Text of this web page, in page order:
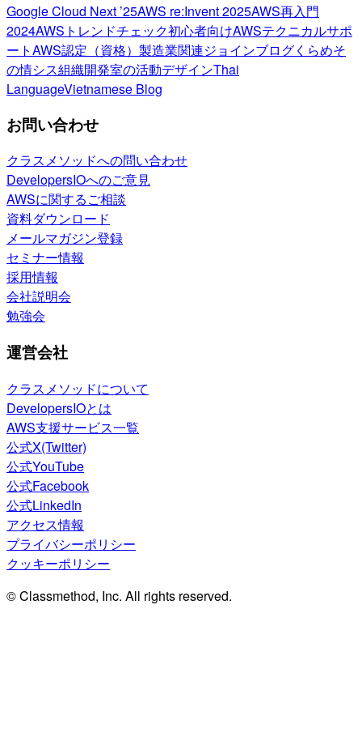
Google Cloud Next ’25AWS re:Invent 2025AWS再入門
2024AWSトレンドチェック初心者向けAWSテクニカルサポ
ートAWS認定（資格） 製造業関連ジョインブログくらめそ
の情シス組織開発室の活動デザインThai
LanguageVietnamese Blog
お問い合わせ
クラスメソッドへの問い合わせ
DevelopersIOへのご意見
AWSに関するご相談
資料ダウンロード
メールマガジン登録
セミナー情報
採用情報
会社説明会
勉強会
運営会社
クラスメソッドについて
DevelopersIOとは
AWS支援サービス一覧
公式X(Twitter)
公式YouTube
公式Facebook
公式LinkedIn
アクセス情報
プライバシーポリシー
クッキーポリシー
© Classmethod, Inc. All rights reserved.